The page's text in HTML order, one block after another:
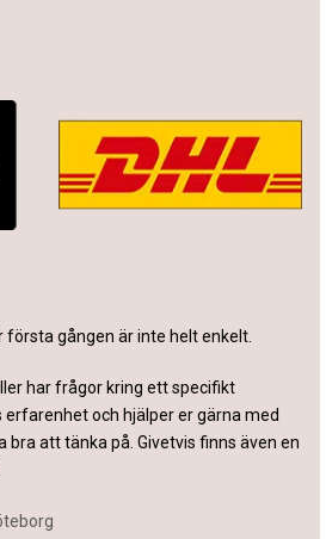
gången är inte helt enkelt.
har frågor kring ett specifikt
erfarenhet och hjälper er gärna med
bra att tänka på. Givetvis finns även en